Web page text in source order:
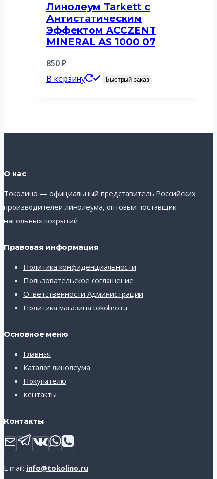
Линолеум Tarkett с
Антистатическим
Эффектом ACCZENT
MINERAL AS 1000 07
850₽
В корзину
Быстрый заказ
О нас
Токолино — официальный представитель Российских
производителей линолеума, оптовый поставщик
напольных покрытий
Правовая информация
Политика конфиденциальности
Пользовательское соглашение
Ответственности Администрации
Политика магазина tokolino.ru
Основное меню
Главная
Каталог линолеума
Покупателю
Контакты
Контакты
E.mail: info@tokolino.ru